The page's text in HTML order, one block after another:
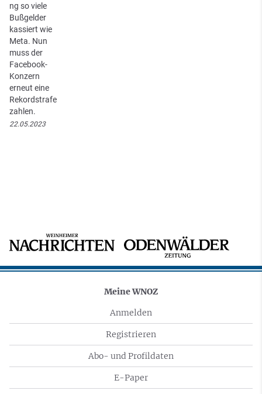
ng so viele
Bußgelder
kassiert wie
Meta. Nun
muss der
Facebook-
Konzern
erneut eine
Rekordstrafe
zahlen.
22.05.2023
Meine WNOZ
Anmelden
Registrieren
Abo- und Profildaten
E-Paper